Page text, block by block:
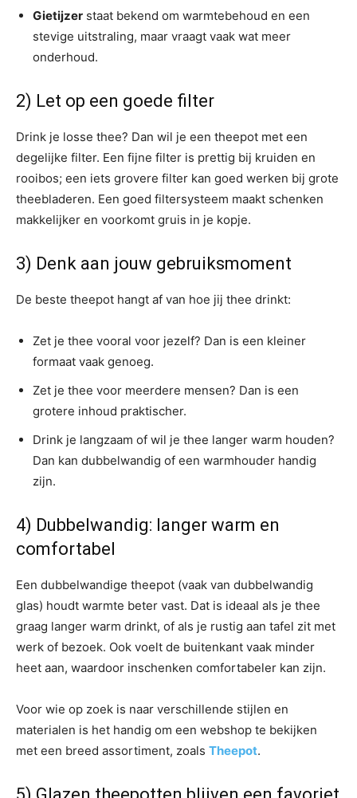
Gietijzer staat bekend om warmtebehoud en een
stevige uitstraling, maar vraagt vaak wat meer
onderhoud.
2) Let op een goede filter
Drink je losse thee? Dan wil je een theepot met een
degelijke filter. Een fijne filter is prettig bij kruiden en
rooibos; een iets grovere filter kan goed werken bij grote
theebladeren. Een goed filtersysteem maakt schenken
makkelijker en voorkomt gruis in je kopje.
3) Denk aan jouw gebruiksmoment
De beste theepot hangt af van hoe jij thee drinkt:
Zet je thee vooral voor jezelf? Dan is een kleiner
formaat vaak genoeg.
Zet je thee voor meerdere mensen? Dan is een
grotere inhoud praktischer.
Drink je langzaam of wil je thee langer warm houden?
Dan kan dubbelwandig of een warmhouder handig
zijn.
4) Dubbelwandig: langer warm en
comfortabel
Een dubbelwandige theepot (vaak van dubbelwandig
glas) houdt warmte beter vast. Dat is ideaal als je thee
graag langer warm drinkt, of als je rustig aan tafel zit met
werk of bezoek. Ook voelt de buitenkant vaak minder
heet aan, waardoor inschenken comfortabeler kan zijn.
Voor wie op zoek is naar verschillende stijlen en
materialen is het handig om een webshop te bekijken
met een breed assortiment, zoals Theepot.